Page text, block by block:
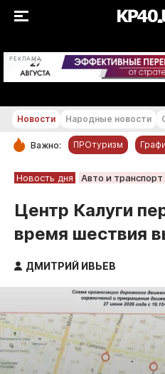
РЕКЛАМА
РУБРИКИ
Обнинск
Новости компаний
Статьи
Народные новости
Авто и транспорт
Благоустройство
Криминал
Культура
Новости Народные новости
Важно: ПРОтуризм
Новость дня Авто и транспорт
Центр Калуги
время шествия
ДМИТРИЙ ИВЬЕВ